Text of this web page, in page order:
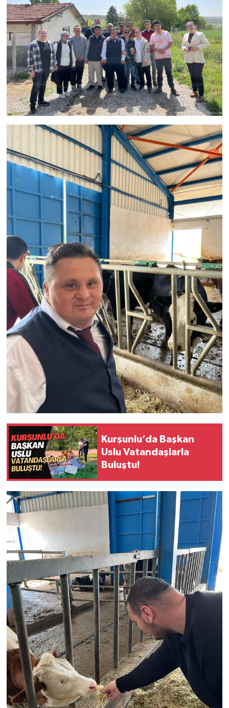
Kurşunlu’da Başkan
Uslu Vatandaşlarla
Buluştu!